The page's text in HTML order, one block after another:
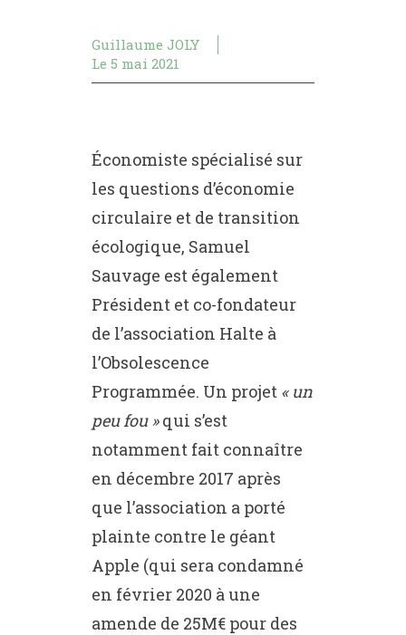
Guillaume JOLY
Le 5 mai 2021
Économiste spécialisé sur
les questions d’économie
circulaire et de transition
écologique, Samuel
Sauvage est également
Président et co-fondateur
de l’association Halte à
l’Obsolescence
Programmée. Un projet « un
peu fou »qui s’est
notamment fait connaître
en décembre 2017 après
que l’association a porté
plainte contre le géant
Apple (qui sera condamné
en février 2020 à une
amende de 25M€ pour des